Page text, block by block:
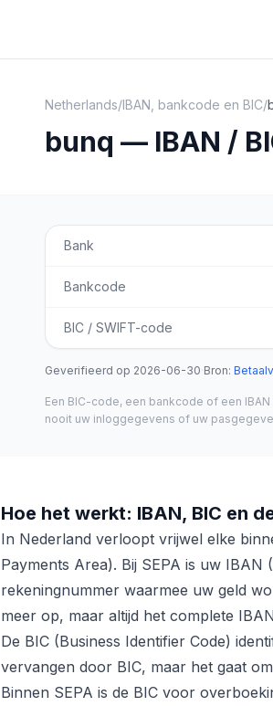
Netherlands/IBAN, bankcode en BIC/
bunq — IBAN /
Bank
Bankcode
BIC / SWIFT-code
Geverifieerd op 2026-06-30·Bron:
Een BIC-code, een bankcode of een
nooit uw inloggegevens of uw
Hoe het werkt: IBAN, BIC en
In Nederland verloopt vrijwel elke
Payments Area). Bij SEPA is uw
rekeningnummer waarmee uw geld
meer op, maar altijd het complete
De BIC (Business Identifier Code)
vervangen door BIC, maar het gaat
Binnen SEPA is de BIC voor